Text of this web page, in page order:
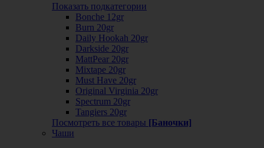
Показать подкатегории
Bonche 12gr
Burn 20gr
Daily Hookah 20gr
Darkside 20gr
MattPear 20gr
Mixtape 20gr
Must Have 20gr
Original Virginia 20gr
Spectrum 20gr
Tangiers 20gr
Посмотреть все товары [Баночки]
Чаши